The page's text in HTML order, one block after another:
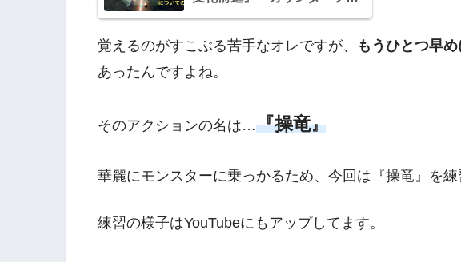
覚えるのがすこぶる苦手なオレですが、 もうひとつ早
あったんですよね。
そのアクションの名は…『操竜』
華麗にモンスターに乗っかるため、今回は『操竜』を練
練習の様子はYouTubeにもアップしてます。